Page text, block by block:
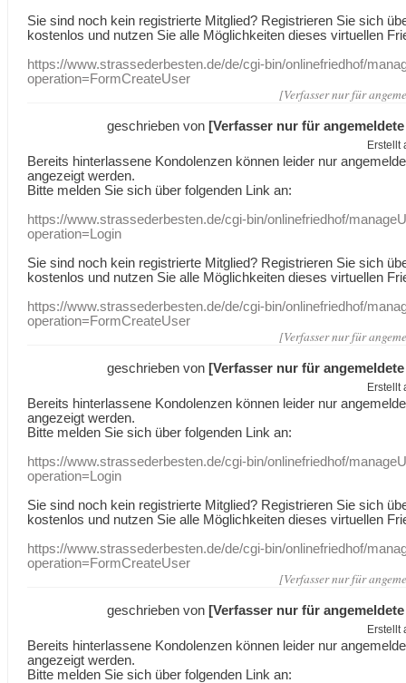
Sie sind noch kein registrierte Mitglied? Registrieren Sie sich
kostenlos und nutzen Sie alle Möglichkeiten dieses virtuellen
https://www.strassederbesten.de/de/cgi-bin/onlinefriedhof/
operation=FormCreateUser
[Verfasser nur für
geschrieben von [Verfasser nur für
Erstellt
Bereits hinterlassene Kondolenzen können leider nur
angezeigt werden.
Bitte melden Sie sich über folgenden Link an:
https://www.strassederbesten.de/cgi-bin/onlinefriedhof/
operation=Login
Sie sind noch kein registrierte Mitglied? Registrieren Sie sich
kostenlos und nutzen Sie alle Möglichkeiten dieses virtuellen
https://www.strassederbesten.de/de/cgi-bin/onlinefriedhof/
operation=FormCreateUser
[Verfasser nur für
geschrieben von [Verfasser nur für
Erstellt
Bereits hinterlassene Kondolenzen können leider nur
angezeigt werden.
Bitte melden Sie sich über folgenden Link an:
https://www.strassederbesten.de/cgi-bin/onlinefriedhof/
operation=Login
Sie sind noch kein registrierte Mitglied? Registrieren Sie sich
kostenlos und nutzen Sie alle Möglichkeiten dieses virtuellen
https://www.strassederbesten.de/de/cgi-bin/onlinefriedhof/
operation=FormCreateUser
[Verfasser nur für
geschrieben von [Verfasser nur für
Erstellt
Bereits hinterlassene Kondolenzen können leider nur
angezeigt werden.
Bitte melden Sie sich über folgenden Link an: